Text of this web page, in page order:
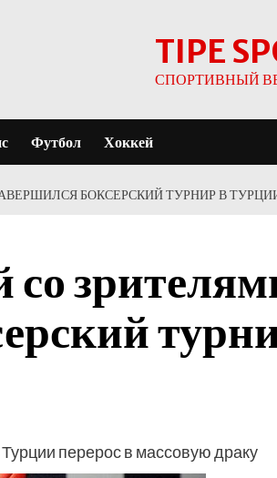
TIPE
СПОРТИВНЫЙ
Футбол Хоккей
БОКСЕРСКИЙ ТУРНИР В
со
перерос в массовую драку